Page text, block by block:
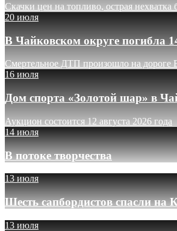
Скачки цен на топливо, острая
20 июля
В Чайковском округе погибла
Смертельное ДТП произошло на дороге
16 июля
Дом спорта «Золотой шар» в
Аукцион состоится 12 августа 2026 года
14 июля
В потоке творчества
13 июля
Шесть сапбордистов спасли на
13 июля